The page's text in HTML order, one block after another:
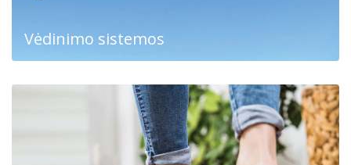
Vėdinimo sistemos